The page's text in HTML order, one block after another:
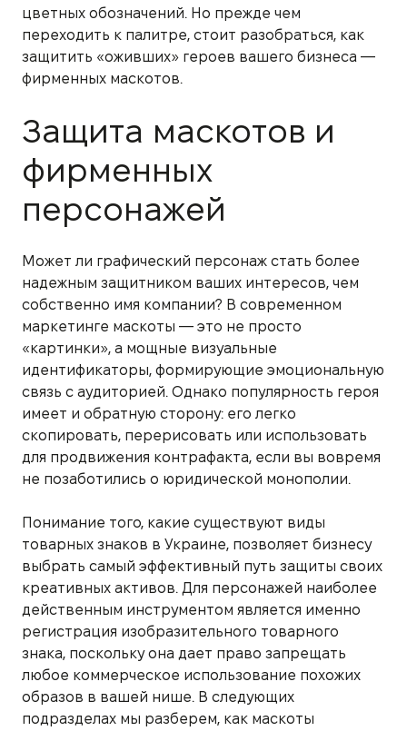
цветных обозначений. Но прежде чем
переходить к палитре, стоит разобраться, как
защитить «оживших» героев вашего бизнеса —
фирменных маскотов.
Защита маскотов и
фирменных
персонажей
Может ли графический персонаж стать более
надежным защитником ваших интересов, чем
собственно имя компании? В современном
маркетинге маскоты — это не просто
«картинки», а мощные визуальные
идентификаторы, формирующие эмоциональную
связь с аудиторией. Однако популярность героя
имеет и обратную сторону: его легко
скопировать, перерисовать или использовать
для продвижения контрафакта, если вы вовремя
не позаботились о юридической монополии.
Понимание того, какие существуют виды
товарных знаков в Украине, позволяет бизнесу
выбрать самый эффективный путь защиты своих
креативных активов. Для персонажей наиболее
действенным инструментом является именно
регистрация изобразительного товарного
знака, поскольку она дает право запрещать
любое коммерческое использование похожих
образов в вашей нише. В следующих
подразделах мы разберем, как маскоты